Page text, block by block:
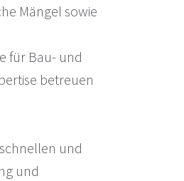
Mängel sowie
für Bau- und
betreuen
und
und